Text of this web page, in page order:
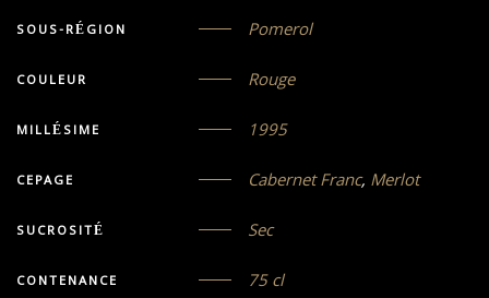
SOUS-RÉGION Pomerol
COULEUR Rouge
MILLÉSIME 1995
CEPAGE Cabernet Franc, Merlot
SUCROSITÉ Sec
CONTENANCE 75 cl